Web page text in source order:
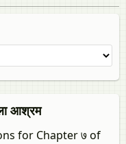
आश्रम
for Chapter ७ of